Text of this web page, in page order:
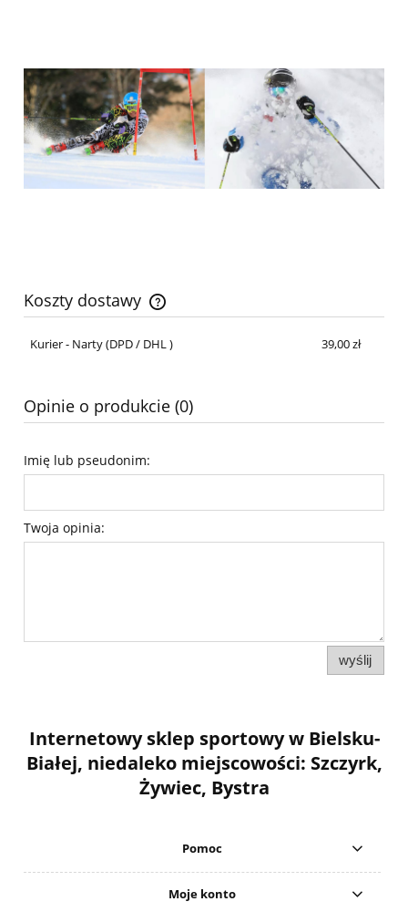
Koszty dostawy
Cena nie zawiera ewentualnych kosztów płatności
Kurier - Narty(DPD / DHL ) 39,00 zł
Opinie o produkcie (0)
Imię lub pseudonim:
Twoja opinia:
wyślij
Internetowy sklep sportowy w Bielsku-
Białej, niedaleko miejscowości: Szczyrk,
Żywiec, Bystra
Pomoc
Moje konto